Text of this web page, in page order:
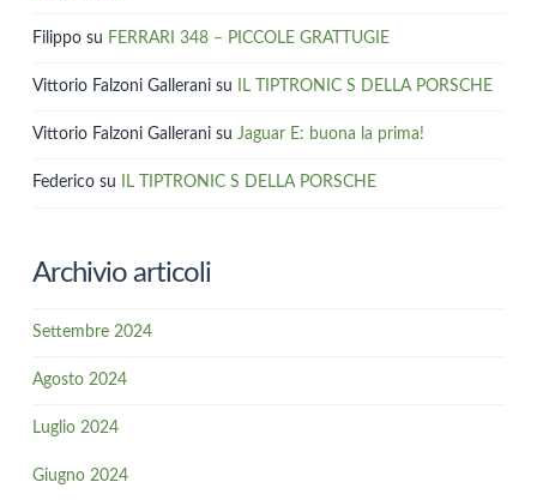
Filipposu FERRARI 348 – PICCOLE GRATTUGIE
Vittorio Falzoni Galleranisu IL TIPTRONIC S DELLA PORSCHE
Vittorio Falzoni Galleranisu Jaguar E: buona la prima!
Federicosu IL TIPTRONIC S DELLA PORSCHE
Archivio articoli
Settembre 2024
Agosto 2024
Luglio 2024
Giugno 2024